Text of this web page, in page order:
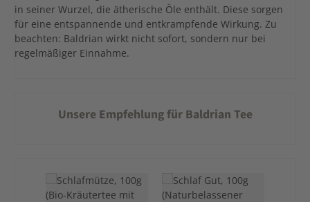
in seiner Wurzel, die ätherische Öle enthält. Diese sorgen
für eine entspannende und entkrampfende Wirkung. Zu
beachten: Baldrian wirkt nicht sofort, sondern nur bei
regelmäßiger Einnahme.
Unsere Empfehlung für Baldrian Tee
Produktgalerie überspringen